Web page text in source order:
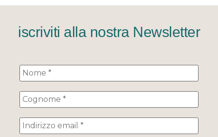
iscriviti alla nostra Newsletter